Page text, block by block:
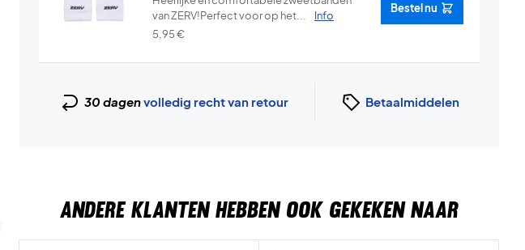
van ZERV!Perfect voor op het...
Info
5,95€
Bestel nu
30 dagenvolledig recht van retour Betaalmiddelen
ANDERE KLANTEN HEBBEN OOK GEKEKEN NAAR